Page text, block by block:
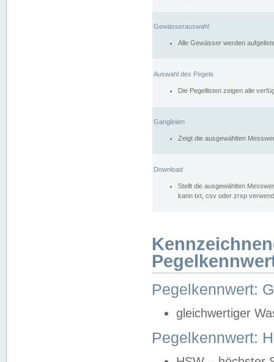
Gewässerauswahl
Alle Gewässer werden
Auswahl des Pegels
Die Pegellisten zeigen alle
Ganglinien
Zeigt die ausgewählten
Download
Stellt die ausgewählten
kann txt, csv oder zrxp
Pegelkennwert:
gleichwertiger
Pegelkennwert: